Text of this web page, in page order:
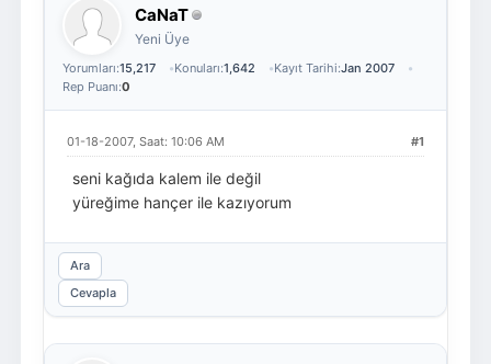
CaNaT
Yeni Üye
Yorumları:15,217 Konuları:1,642 Kayıt Tarihi:Jan 2007
Rep Puanı:0
#1
01-18-2007, Saat: 10:06 AM
seni kağıda kalem ile değil
yüreğime hançer ile kazıyorum
Ara
Cevapla